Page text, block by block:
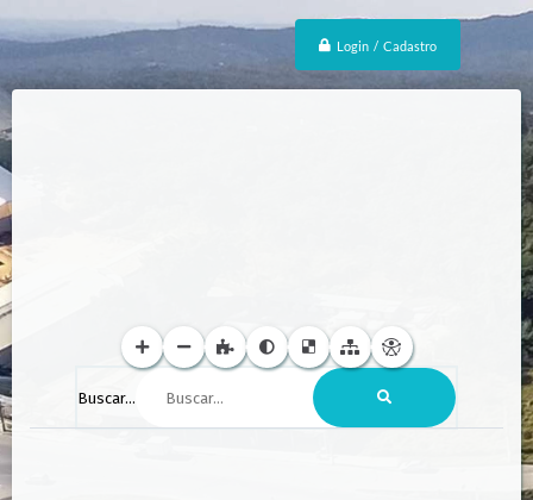
Login / Cadastro
Buscar...